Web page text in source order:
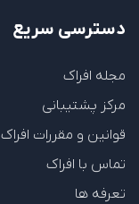
دسترسی سریع
مجله افراک
مرکز پشتیبانی
قوانین و مقررات افراک
تماس با افراک
تعرفه ها